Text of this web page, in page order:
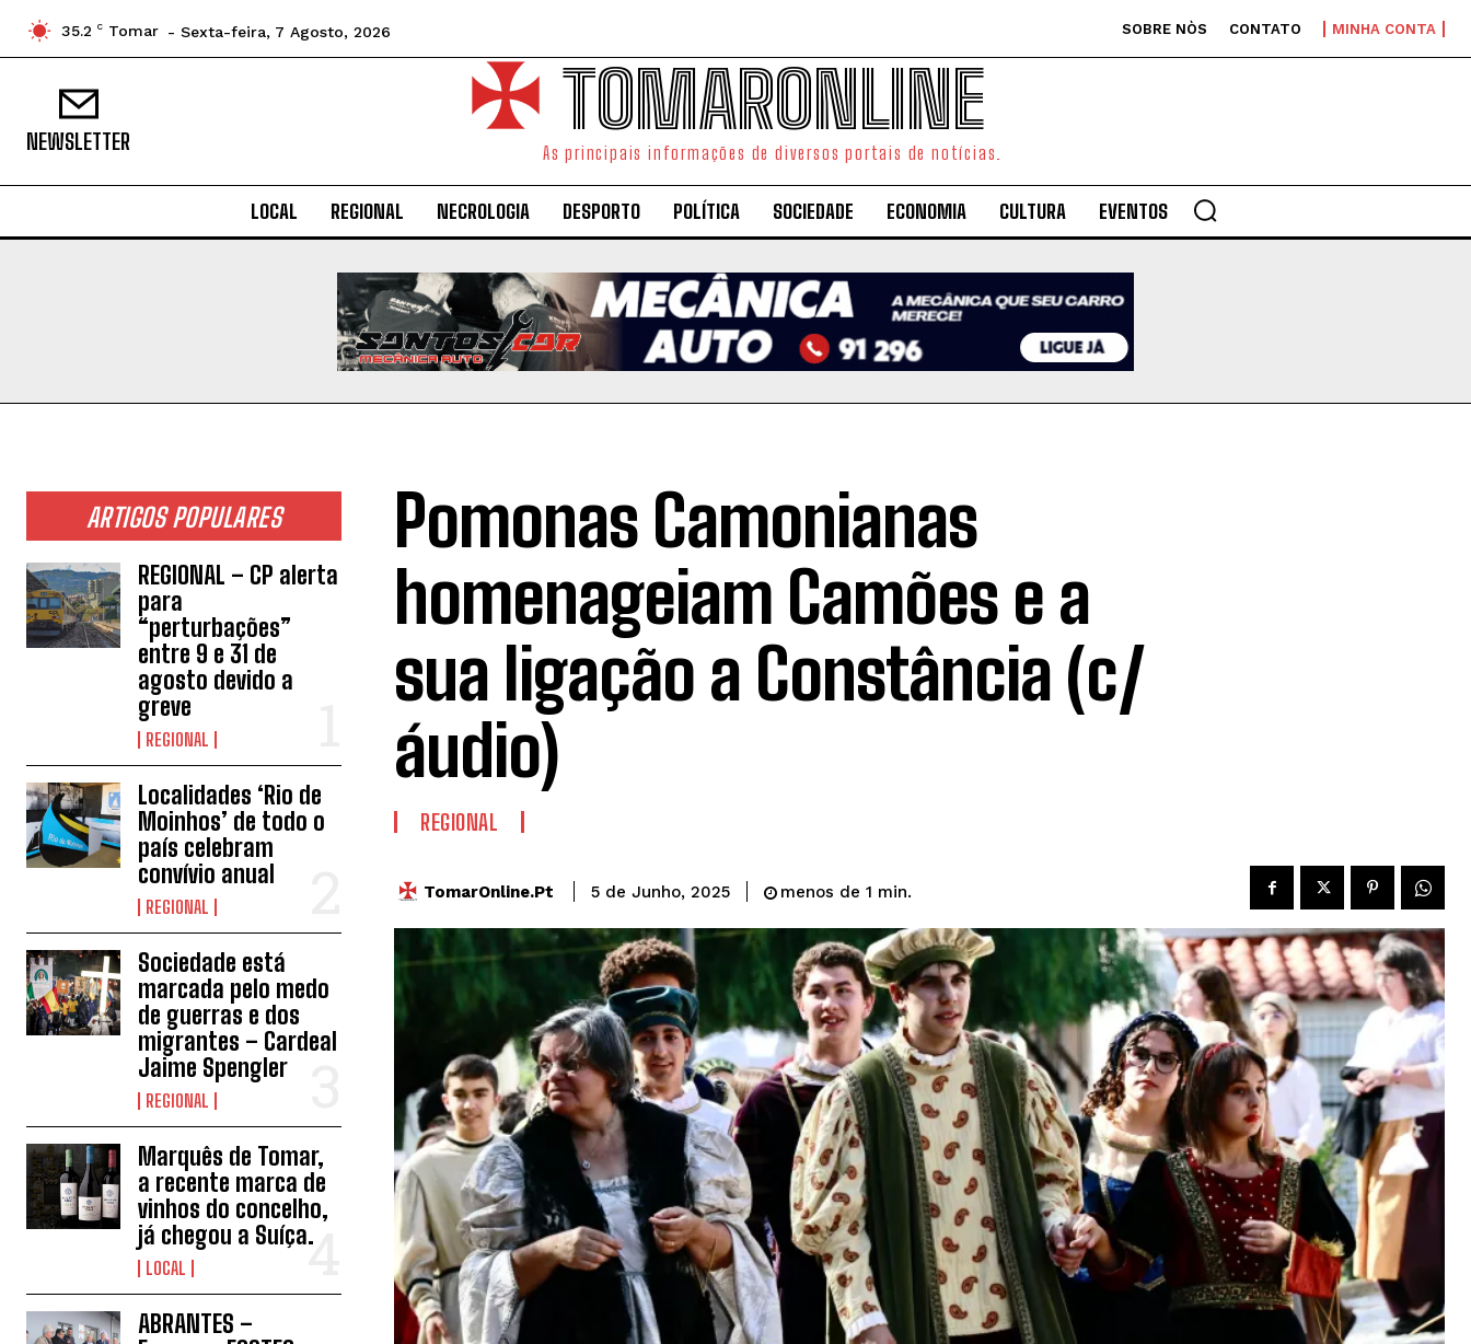
35.2 C Tomar - Sexta-feira, 7 Agosto, 2026 SOBRE NÒS CONTATO MINHA CONTA
NEWSLETTER TOMARONLINE
As principais informações de diversos portais de notícias.
LOCAL REGIONAL NECROLOGIA DESPORTO POLÍTICA SOCIEDADE ECONOMIA CULTURA EVENTOS
ARTIGOS POPULARES
REGIONAL – CP alerta
para
“perturbações”
entre 9 e 31 de
agosto devido a
greve
REGIONAL
Localidades ‘Rio de
Moinhos’ de todo o
país celebram
convívio anual
REGIONAL
Sociedade está
marcada pelo medo
de guerras e dos
migrantes – Cardeal
Jaime Spengler
REGIONAL
Marquês de Tomar,
a recente marca de
vinhos do concelho,
já chegou a Suíça.
LOCAL
ABRANTES –
Pomonas Camonianas
homenageiam Camões e a
sua ligação a Constância (c/
áudio)
REGIONAL
TomarOnline.pt 5 de Junho, 2025 menos de 1 min.